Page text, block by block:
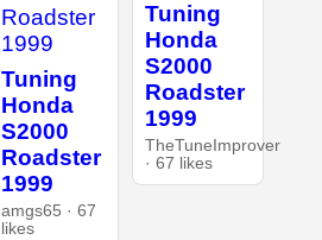
Tuning
Honda
S2000
Roadster
1999
amgs65 · 67
likes
Tuning
Honda
S2000
Roadster
1999
TheTuneImprover
· 67 likes